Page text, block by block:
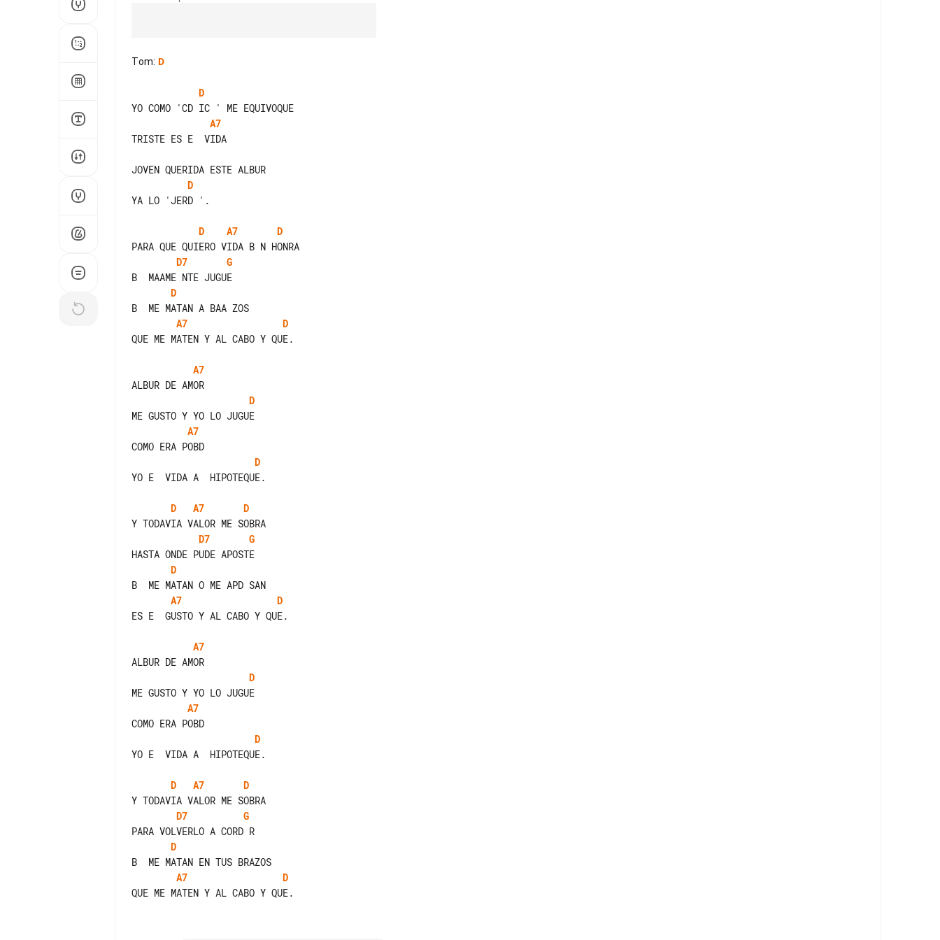
Tom: D
D
A7
TRISTE ES E  VIDA
D
YA LO 'JERD '.
D A7
D
D7
G
D
A7
D
QUE ME MATEN Y AL CABO Y QUE.
A7
D
A7
D
YO E  VIDA A  HIPOTEQUE.
D A7
D
D7
G
D
A7
D
ES E  GUSTO Y AL CABO Y QUE.
A7
D
A7
D
YO E  VIDA A  HIPOTEQUE.
D A7
D
D7
G
D
A7
D
QUE ME MATEN Y AL CABO Y QUE.